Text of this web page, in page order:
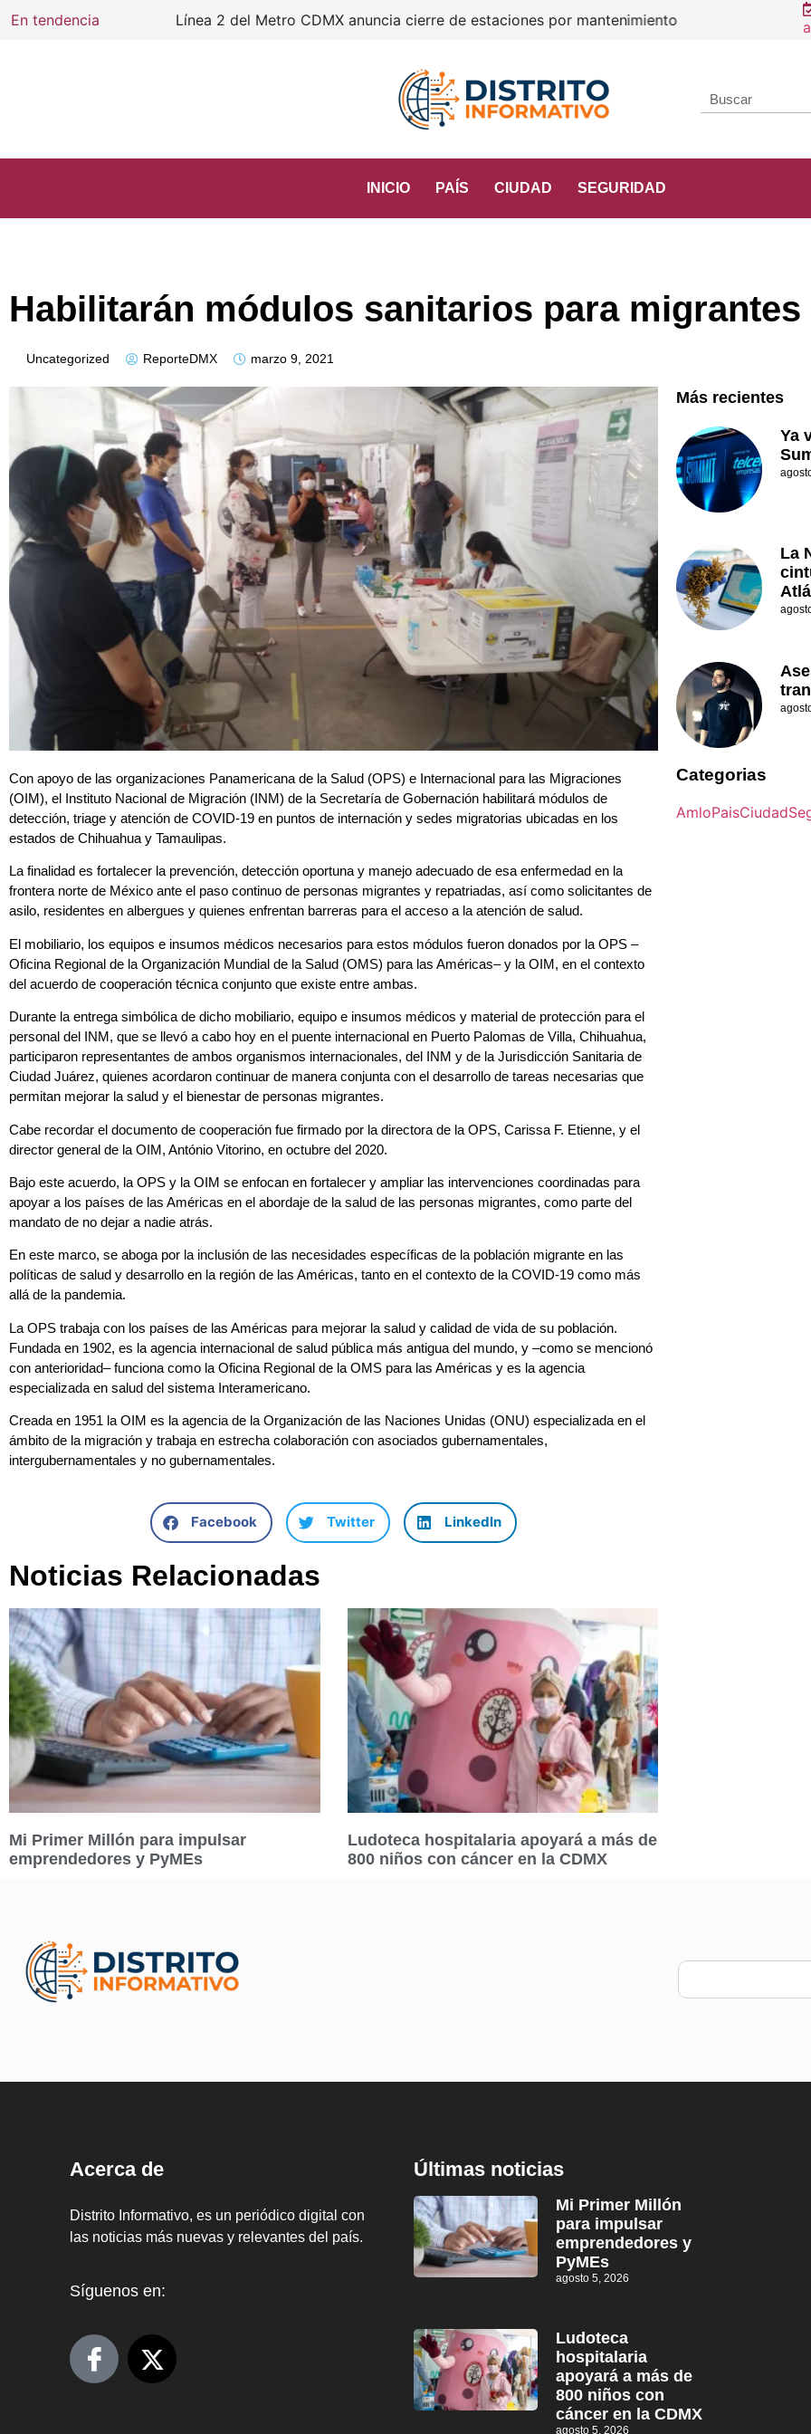
En tendencia Línea 2 del Metro CDMX anuncia cierre de estaciones por mantenimiento
INICIO PAÍS CIUDAD SEGURIDAD
Habilitarán módulos sanitarios para migrantes
Uncategorized ReporteDMX marzo 9, 2021
Con apoyo de las organizaciones Panamericana de la Salud (OPS) e Internacional para las Migraciones
(OIM), el Instituto Nacional de Migración (INM) de la Secretaría de Gobernación habilitará módulos de
detección, triage y atención de COVID-19 en puntos de internación y sedes migratorias ubicadas en los
estados de Chihuahua y Tamaulipas.
La finalidad es fortalecer la prevención, detección oportuna y manejo adecuado de esa enfermedad en la
frontera norte de México ante el paso continuo de personas migrantes y repatriadas, así como solicitantes de
asilo, residentes en albergues y quienes enfrentan barreras para el acceso a la atención de salud.
El mobiliario, los equipos e insumos médicos necesarios para estos módulos fueron donados por la OPS –
Oficina Regional de la Organización Mundial de la Salud (OMS) para las Américas– y la OIM, en el contexto
del acuerdo de cooperación técnica conjunto que existe entre ambas.
Durante la entrega simbólica de dicho mobiliario, equipo e insumos médicos y material de protección para el
personal del INM, que se llevó a cabo hoy en el puente internacional en Puerto Palomas de Villa, Chihuahua,
participaron representantes de ambos organismos internacionales, del INM y de la Jurisdicción Sanitaria de
Ciudad Juárez, quienes acordaron continuar de manera conjunta con el desarrollo de tareas necesarias que
permitan mejorar la salud y el bienestar de personas migrantes.
Cabe recordar el documento de cooperación fue firmado por la directora de la OPS, Carissa F. Etienne, y el
director general de la OIM, António Vitorino, en octubre del 2020.
Bajo este acuerdo, la OPS y la OIM se enfocan en fortalecer y ampliar las intervenciones coordinadas para
apoyar a los países de las Américas en el abordaje de la salud de las personas migrantes, como parte del
mandato de no dejar a nadie atrás.
En este marco, se aboga por la inclusión de las necesidades específicas de la población migrante en las
políticas de salud y desarrollo en la región de las Américas, tanto en el contexto de la COVID-19 como más
allá de la pandemia.
La OPS trabaja con los países de las Américas para mejorar la salud y calidad de vida de su población.
Fundada en 1902, es la agencia internacional de salud pública más antigua del mundo, y –como se mencionó
con anterioridad– funciona como la Oficina Regional de la OMS para las Américas y es la agencia
especializada en salud del sistema Interamericano.
Creada en 1951 la OIM es la agencia de la Organización de las Naciones Unidas (ONU) especializada en el
ámbito de la migración y trabaja en estrecha colaboración con asociados gubernamentales,
intergubernamentales y no gubernamentales.
Facebook Twitter LinkedIn
Noticias Relacionadas
Mi Primer Millón para impulsar
emprendedores y PyMEs
Ludoteca hospitalaria apoyará a más de
800 niños con cáncer en la CDMX
Más recientes
Ya
La
Categorias
AmloPaisCiudad
Acerca de
Distrito Informativo, es un periódico digital con
las noticias más nuevas y relevantes del país.
Síguenos en:
Últimas noticias
Mi Primer Millón
para impulsar
emprendedores y
PyMEs
agosto 5, 2026
Ludoteca
hospitalaria
apoyará a más de
800 niños con
cáncer en la CDMX
agosto 5, 2026